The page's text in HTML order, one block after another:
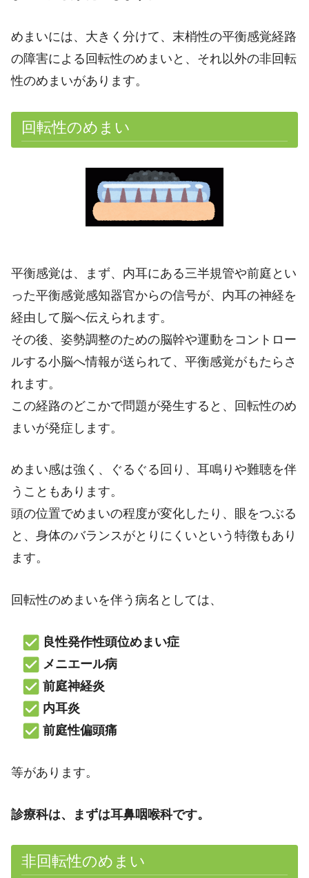
めまいには、大きく分けて、末梢性の平衡感覚経路
の障害による回転性のめまいと、それ以外の非回転
性のめまいがあります。
回転性のめまい
平衡感覚は、まず、内耳にある三半規管や前庭とい
った平衡感覚感知器官からの信号が、内耳の神経を
経由して脳へ伝えられます。
その後、姿勢調整のための脳幹や運動をコントロー
ルする小脳へ情報が送られて、平衡感覚がもたらさ
れます。
この経路のどこかで問題が発生すると、回転性のめ
まいが発症します。
めまい感は強く、ぐるぐる回り、耳鳴りや難聴を伴
うこともあります。
頭の位置でめまいの程度が変化したり、眼をつぶる
と、身体のバランスがとりにくいという特徴もあり
ます。
回転性のめまいを伴う病名としては、
良性発作性頭位めまい症
メニエール病
前庭神経炎
内耳炎
前庭性偏頭痛
等があります。
診療科は、まずは耳鼻咽喉科です。
非回転性のめまい